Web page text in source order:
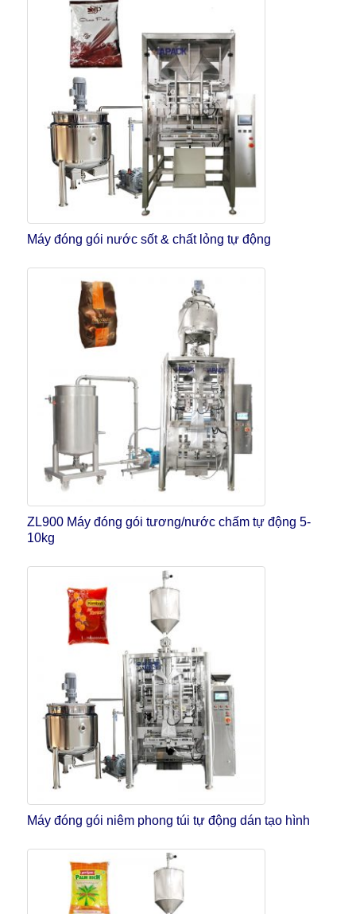
Máy đóng gói nước sốt & chất lỏng tự động
ZL900 Máy đóng gói tương/nước chấm tự động 5-
10kg
Máy đóng gói niêm phong túi tự động dán tạo hình